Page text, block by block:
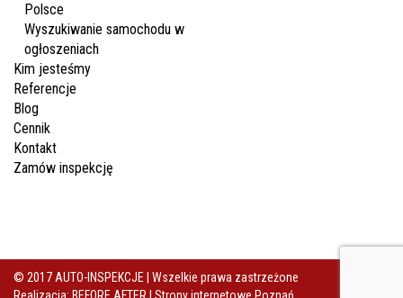
Polsce
Wyszukiwanie samochodu w
ogłoszeniach
Kim jesteśmy
Referencje
Blog
Cennik
Kontakt
Zamów inspekcję
© 2017 AUTO-INSPEKCJE | Wszelkie prawa zastrzeżone